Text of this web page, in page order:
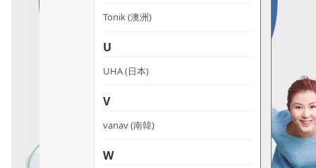
Tonik (澳洲)
U
UHA (日本)
V
vanav (南韓)
W